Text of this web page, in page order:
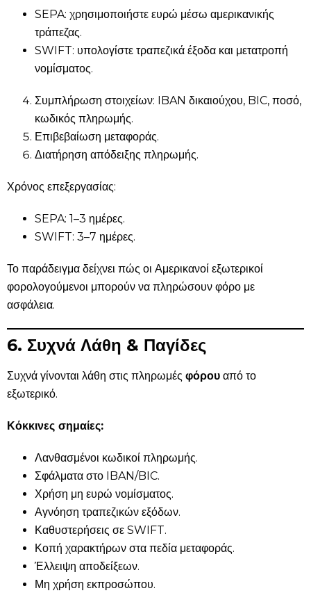
SEPA: χρησιμοποιήστε ευρώ μέσω αμερικανικής
τράπεζας.
SWIFT: υπολογίστε τραπεζικά έξοδα και μετατροπή
νομίσματος.
Συμπλήρωση στοιχείων: IBAN δικαιούχου, BIC, ποσό,
κωδικός πληρωμής.
Επιβεβαίωση μεταφοράς.
Διατήρηση απόδειξης πληρωμής.
Χρόνος επεξεργασίας:
SEPA: 1–3 ημέρες.
SWIFT: 3–7 ημέρες.
Το παράδειγμα δείχνει πώς οι Αμερικανοί εξωτερικοί
φορολογούμενοι μπορούν να πληρώσουν φόρο με
ασφάλεια.
6. Συχνά Λάθη & Παγίδες
Συχνά γίνονται λάθη στις πληρωμές φόρου από το
εξωτερικό.
Κόκκινες σημαίες:
Λανθασμένοι κωδικοί πληρωμής.
Σφάλματα στο IBAN/BIC.
Χρήση μη ευρώ νομίσματος.
Αγνόηση τραπεζικών εξόδων.
Καθυστερήσεις σε SWIFT.
Κοπή χαρακτήρων στα πεδία μεταφοράς.
Έλλειψη αποδείξεων.
Μη χρήση εκπροσώπου.